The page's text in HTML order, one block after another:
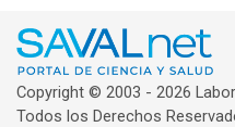
Copyright © 2003 - 2026
Todos los Derechos